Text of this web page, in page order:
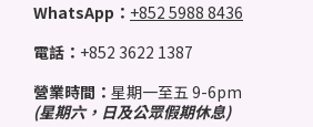
WhatsApp： +852 5988 8436
電話： +852 3622 1387
營業時間： 星期一至五 9-6pm
(星期六，日及公眾假期休息)